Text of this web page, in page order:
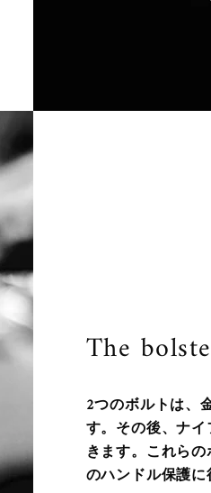
The
2つのボルトは、
す。その後、ナ
きます。これら
のハンドル保護に